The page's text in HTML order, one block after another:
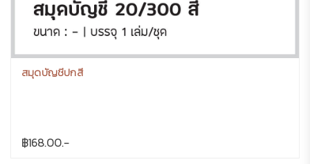
สมุดบัญชีปกสี
฿168.00.-